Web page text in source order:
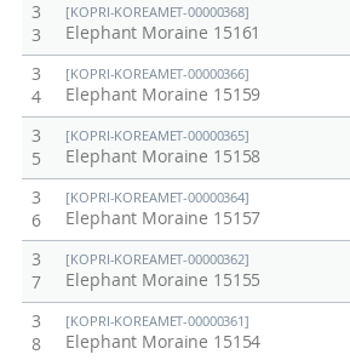
3
3
[KOPRI-KOREAMET-00000368]
Elephant Moraine 15161
3
4
[KOPRI-KOREAMET-00000366]
Elephant Moraine 15159
3
5
[KOPRI-KOREAMET-00000365]
Elephant Moraine 15158
3
6
[KOPRI-KOREAMET-00000364]
Elephant Moraine 15157
3
7
[KOPRI-KOREAMET-00000362]
Elephant Moraine 15155
3
8
[KOPRI-KOREAMET-00000361]
Elephant Moraine 15154